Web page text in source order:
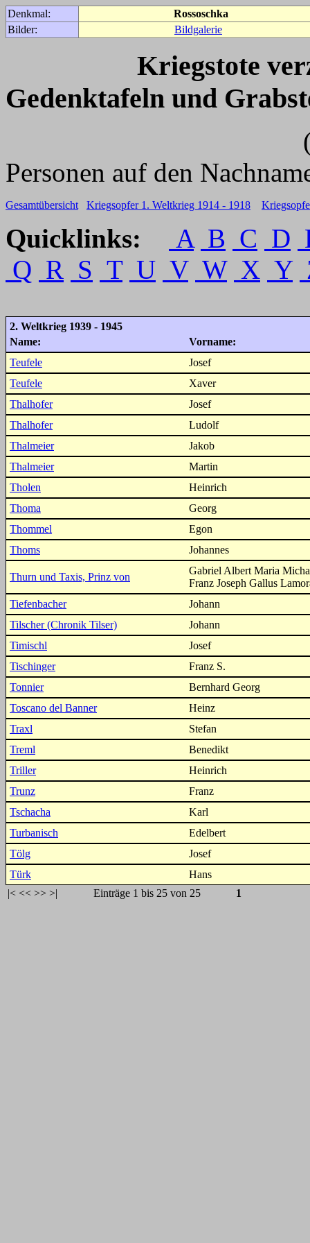
Denkmal:
Rossoschka
Bilder:
Bildgalerie
Kriegstote
Gedenktafeln und
(Für weitere
Personen auf den
Gesamtübersicht Kriegsopfer 1. Weltkrieg 1914 - 1918
Quicklinks: A B C D
Q R S T U V W X Y
2. Weltkrieg 1939 - 1945
Name:
Vorname:
Teufele
Josef
Teufele
Xaver
Thalhofer
Josef
Thalhofer
Ludolf
Thalmeier
Jakob
Thalmeier
Martin
Tholen
Heinrich
Thoma
Georg
Thommel
Egon
Thoms
Johannes
Thurn und Taxis, Prinz von
Gabriel Albert Maria
Franz Joseph Gallus
Tiefenbacher
Johann
Tilscher (Chronik Tilser)
Johann
Timischl
Josef
Tischinger
Franz S.
Tonnier
Bernhard Georg
Toscano del Banner
Heinz
Traxl
Stefan
Treml
Benedikt
Triller
Heinrich
Trunz
Franz
Tschacha
Karl
Turbanisch
Edelbert
Tölg
Josef
Türk
Hans
|< << >> >| Einträge 1 bis 25 von 25 1